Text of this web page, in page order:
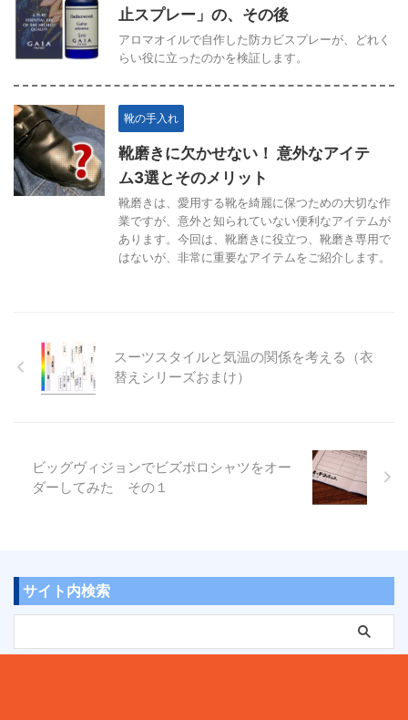
止スプレー」の、その後
アロマオイルで自作した防カビスプレーが、どれく
らい役に立ったのかを検証します。
靴の手入れ
靴磨きに欠かせない！ 意外なアイテ
ム3選とそのメリット
靴磨きは、愛用する靴を綺麗に保つための大切な作
業ですが、意外と知られていない便利なアイテムが
あります。今回は、靴磨きに役立つ、靴磨き専用で
はないが、非常に重要なアイテムをご紹介します。
スーツスタイルと気温の関係を考える（衣
替えシリーズおまけ）
ビッグヴィジョンでビズポロシャツをオー
ダーしてみた その１
サイト内検索